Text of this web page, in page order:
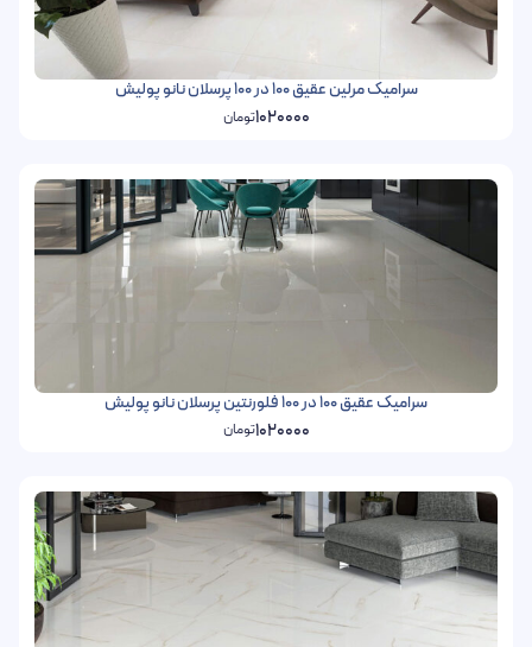
سرامیک مرلین عقیق 100 در 100 پرسلان نانو پولیش
1020000تومان
سرامیک عقیق 100 در 100 فلورنتین پرسلان نانو پولیش
1020000تومان